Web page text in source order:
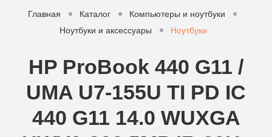
Главная Каталог
Компьютеры и ноутбуки
Ноутбуки и аксессуары
Ноутбуки
HP ProBook 440 G11 /
UMA U7-155U TI PD IC
440 G11 14.0 WUXGA